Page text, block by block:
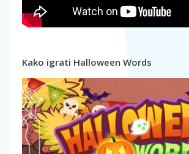
Kako igrati Halloween Words